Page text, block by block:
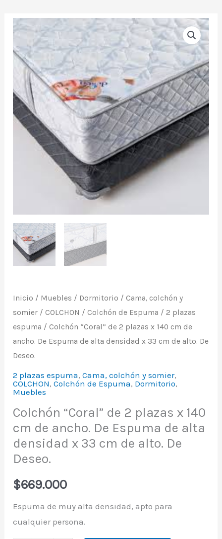
Inicio / Muebles / Dormitorio /Cama, colchón y
somier /COLCHON /Colchón de Espuma /2 plazas
espuma / Colchón “Coral” de 2 plazas x 140 cm de
ancho. De Espuma de alta densidad x 33 cm de alto. De
Deseo.
2 plazas espuma,Cama, colchón y somier,
COLCHON,Colchón de Espuma, Dormitorio,
Muebles
Colchón “Coral” de 2 plazas x 140
cm de ancho. De Espuma de alta
densidad x 33 cm de alto. De
Deseo.
$669.000
Espuma de muy alta densidad, apto para
cualquier persona.
Colchón
"Coral"
de
plazas
x
140
alta
densidad
de
alto.
De